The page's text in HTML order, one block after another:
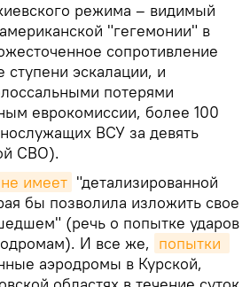
режима – видимый
"гегемонии" в
сопротивление
эскалации, и
потерями
еврокомиссии, более 100
ВСУ за девять
СВО).
не имеет "детализированной
бы позволила изложить свое
(речь о попытке ударов
И все же,
аэродромы в Курской,